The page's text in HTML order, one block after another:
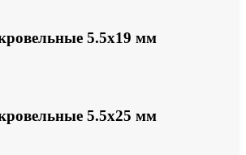
5.5х19 мм
5.5х25 мм